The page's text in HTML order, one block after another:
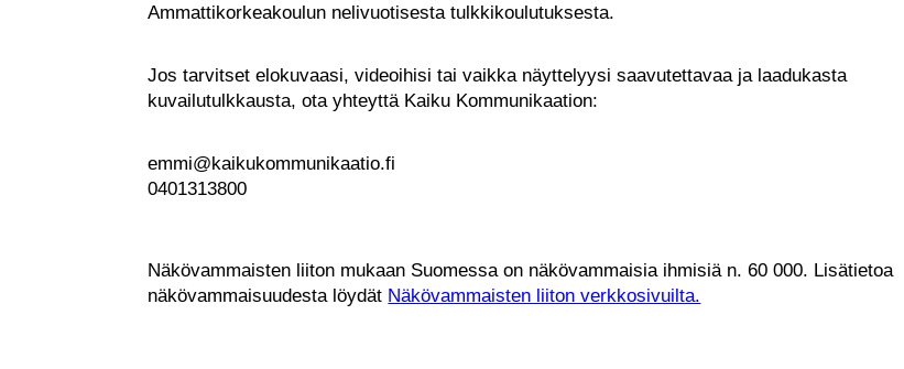
Ammattikorkeakoulun nelivuotisesta tulkkikoulutuksesta.
Jos tarvitset elokuvaasi, videoihisi tai vaikka näyttelyysi saavutettavaa ja laadukasta
kuvailutulkkausta, ota yhteyttä Kaiku Kommunikaation:
emmi@kaikukommunikaatio.fi
0401313800
Näkövammaisten liiton mukaan Suomessa on näkövammaisia ihmisiä n. 60 000. Lisätietoa
näkövammaisuudesta löydät Näkövammaisten liiton verkkosivuilta.